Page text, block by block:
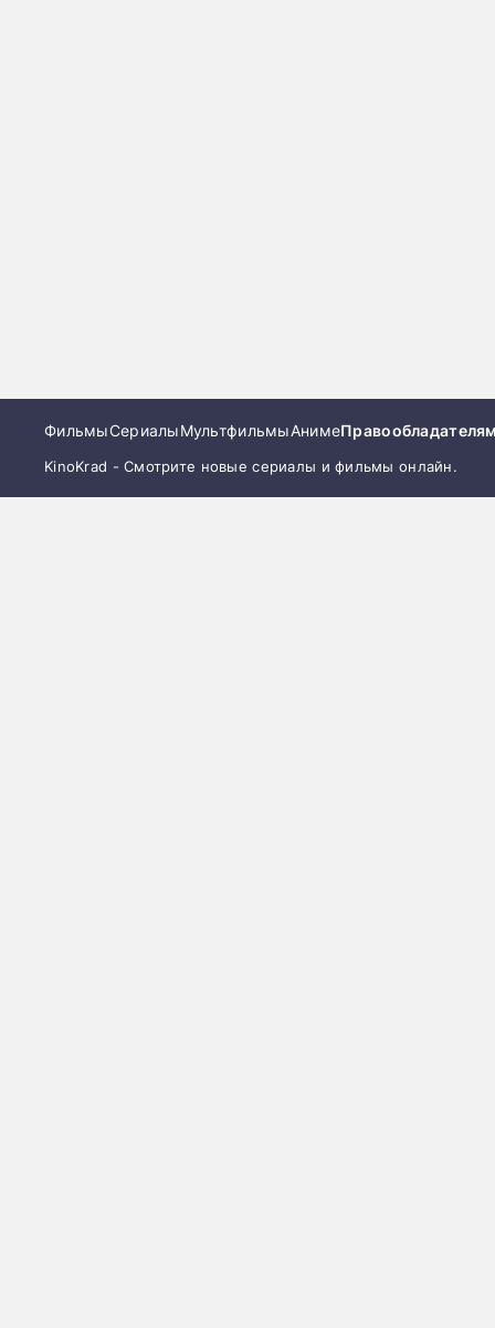
ФильмыСериалыМультфильмыАниме
KinoKrad - Смотрите новые сериалы и фильмы онлайн.